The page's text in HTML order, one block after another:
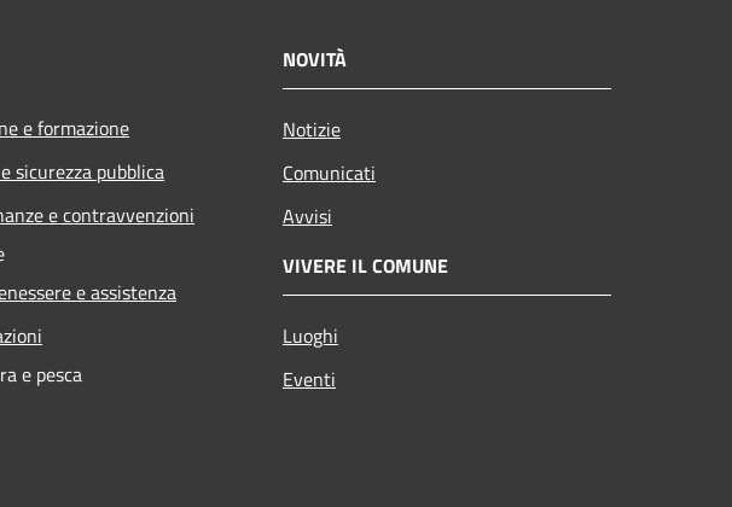
e formazione
sicurezza pubblica
e contravvenzioni
e assistenza
e pesca
NOVITÀ
Notizie
Comunicati
Avvisi
VIVERE IL COMUNE
Luoghi
Eventi